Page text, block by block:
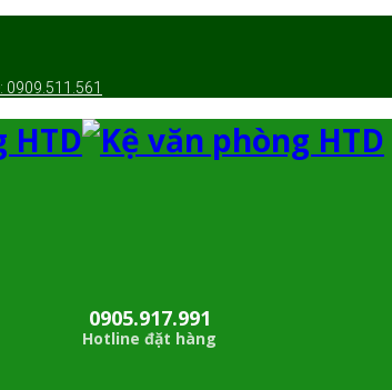
0909.511.561
0905.917.991
Hotline đặt hàng